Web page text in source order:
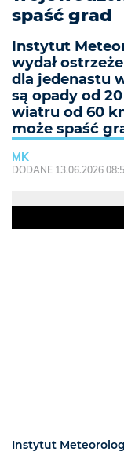
spaść grad
Instytut
wydał
dla jedenastu
są opady od
wiatru od 60
może spaść
MK
DODANE 13.06.2026
Instytut